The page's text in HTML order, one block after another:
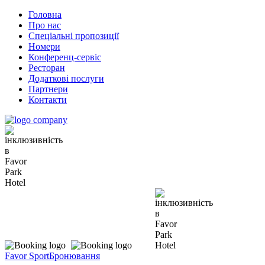
Головна
Про нас
Спеціальні пропозиції
Номери
Конференц-сервіс
Ресторан
Додаткові послуги
Партнери
Контакти
Favor SportБронювання